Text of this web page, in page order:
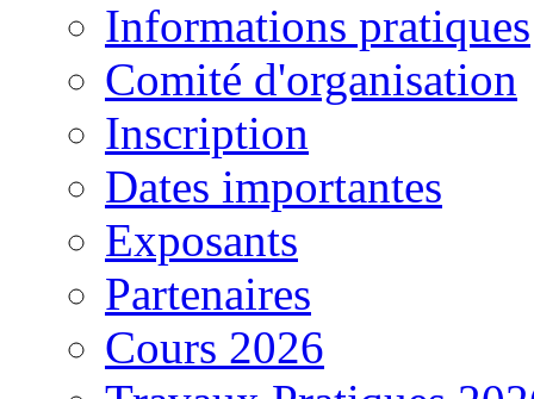
Informations pratiques
Comité d'organisation
Inscription
Dates importantes
Exposants
Partenaires
Cours 2026